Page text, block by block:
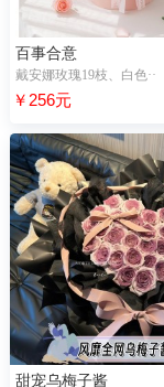
百事合意
戴安娜玫瑰19枝、白色··
￥256元
甜宠乌梅子酱